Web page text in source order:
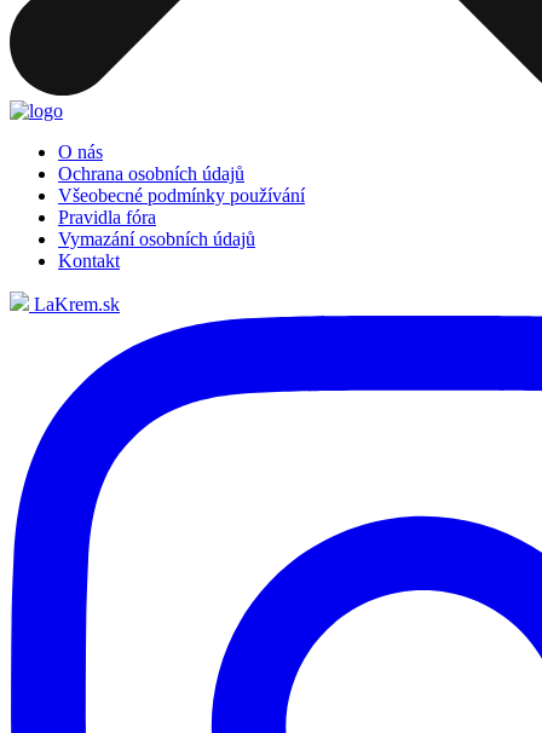
O nás
Ochrana osobních údajů
Všeobecné podmínky používání
Pravidla fóra
Vymazání osobních údajů
Kontakt
LaKrem.sk